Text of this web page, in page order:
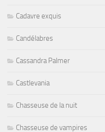
Cadavre exquis
Candélabres
Cassandra Palmer
Castlevania
Chasseuse de la nuit
Chasseuse de vampires